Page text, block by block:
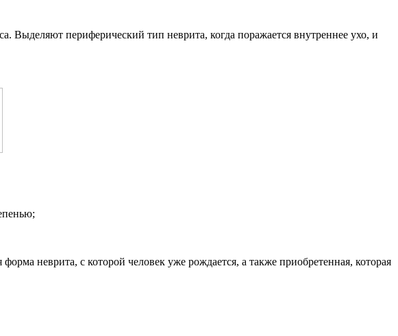
Выделяют периферический тип неврита, когда поражается внутреннее ухо, и
неврита, с которой человек уже рождается, а также приобретенная, которая